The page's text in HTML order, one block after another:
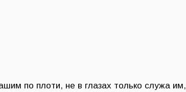
по плоти, не в глазах только служа им,